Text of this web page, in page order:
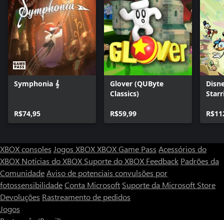
Symphonia 𝄞
R$74,95
Glover (QUByte
Classics)
R$59,99
XBOX consoles Jogos XBOXXBOX Game Pass Acessórios do
XBOX Notícias do XBOX Suporte do XBOX Feedback Padrões da
ComunidadeAviso de potenciais convulsões por
fotossensibilidadeConta Microsoft Suporte da Microsoft Store
Devoluções Rastreamento de pedidos
Jogos